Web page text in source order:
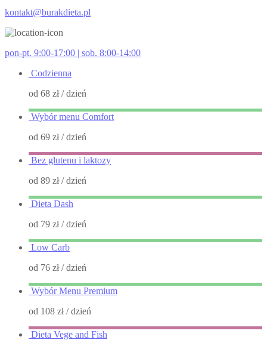
kontakt@burakdieta.pl
pon-pt. 9:00-17:00 | sob. 8:00-14:00
Codzienna
od 68 zł/ dzień
Wybór menu Comfort
od 69 zł/ dzień
Bez glutenu i laktozy
od 89 zł/ dzień
Dieta Dash
od 79 zł/ dzień
Low Carb
od 76 zł/ dzień
Wybór Menu Premium
od 108 zł/ dzień
Dieta Vege and Fish